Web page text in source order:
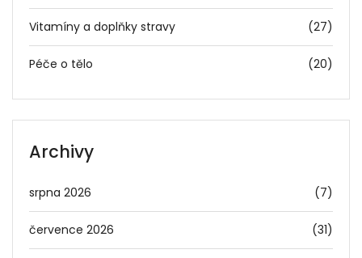
Vitamíny a doplňky stravy (27)
Péče o tělo (20)
Archivy
srpna 2026 (7)
července 2026 (31)